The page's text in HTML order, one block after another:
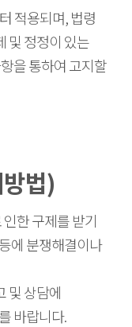
적용되며, 법령
및 정정이 있는
을 통하여 고지할
법)
한 구제를 받기
에 분쟁해결이나
및 상담에
바랍니다.